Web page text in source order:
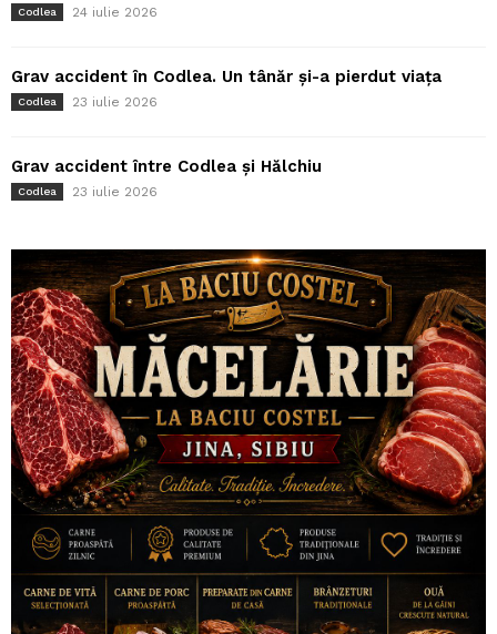
Codlea 24 iulie 2026
Grav accident în Codlea. Un tânăr și-a pierdut viața
Codlea 23 iulie 2026
Grav accident între Codlea și Hălchiu
Codlea 23 iulie 2026